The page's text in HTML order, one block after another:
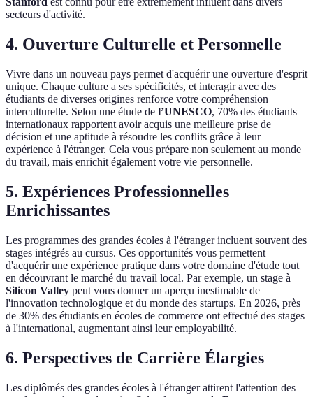
secteurs d'activité.
4. Ouverture Culturelle et Personnelle
Vivre dans un nouveau pays permet d'acquérir une ouverture d'esprit
unique. Chaque culture a ses spécificités, et interagir avec des
étudiants de diverses origines renforce votre compréhension
interculturelle. Selon une étude de l’UNESCO, 70% des étudiants
internationaux rapportent avoir acquis une meilleure prise de
décision et une aptitude à résoudre les conflits grâce à leur
expérience à l'étranger. Cela vous prépare non seulement au monde
du travail, mais enrichit également votre vie personnelle.
5. Expériences Professionnelles
Enrichissantes
Les programmes des grandes écoles à l'étranger incluent souvent des
stages intégrés au cursus. Ces opportunités vous permettent
d'acquérir une expérience pratique dans votre domaine d'étude tout
en découvrant le marché du travail local. Par exemple, un stage à
Silicon Valley peut vous donner un aperçu inestimable de
l'innovation technologique et du monde des startups. En 2026, près
de 30% des étudiants en écoles de commerce ont effectué des stages
à l'international, augmentant ainsi leur employabilité.
6. Perspectives de Carrière Élargies
Les diplômés des grandes écoles à l'étranger attirent l'attention des